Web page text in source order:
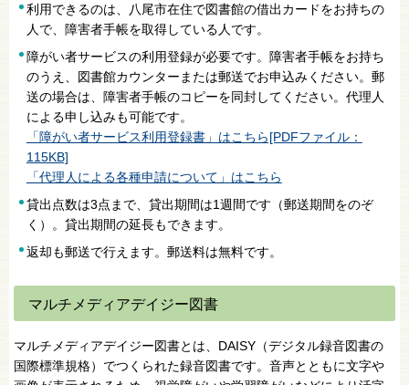
利用できるのは、八尾市在住で図書館の借出カードをお持ちの
人で、障害者手帳を取得している人です。
障がい者サービスの利用登録が必要です。障害者手帳をお持ち
のうえ、図書館カウンターまたは郵送でお申込みください。郵
送の場合は、障害者手帳のコピーを同封してください。代理人
による申し込みも可能です。
「障がい者サービス利用登録書」はこちら[PDFファイル：
115KB]
「代理人による各種申請について」はこちら
貸出点数は3点まで、貸出期間は1週間です（郵送期間をのぞ
く）。貸出期間の延長もできます。
返却も郵送で行えます。郵送料は無料です。
マルチメディアデイジー図書
マルチメディアデイジー図書とは、DAISY（デジタル録音図書の
国際標準規格）でつくられた録音図書です。音声とともに文字や